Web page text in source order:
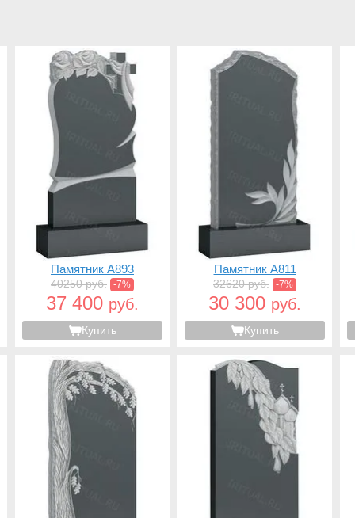
Памятник A893
40250 руб. -7%
37 400 руб.
Купить
Памятник A811
32620 руб. -7%
30 300 руб.
Купить